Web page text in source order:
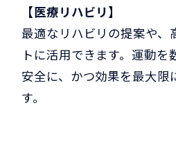
【医療リハビリ】
最適なリハビリの提案や、
トに活用できます。運動を
安全に、かつ効果を最大限
す。